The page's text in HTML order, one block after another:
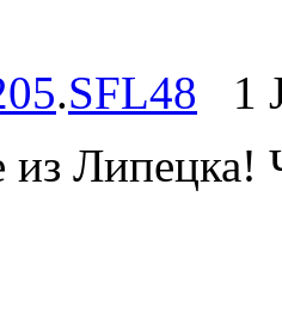
.SFL48 1
из Липецка!